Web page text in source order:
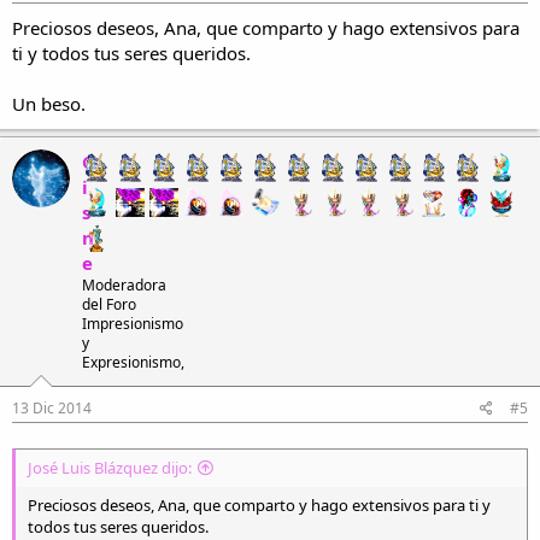
Preciosos deseos, Ana, que comparto y hago extensivos para
ti y todos tus seres queridos.
Un beso.
C
i
s
n
e
Moderadora
del Foro
Impresionismo
y
Expresionismo,
13 Dic 2014 #5
José Luis Blázquez dijo:
Preciosos deseos, Ana, que comparto y hago extensivos para ti y
todos tus seres queridos.